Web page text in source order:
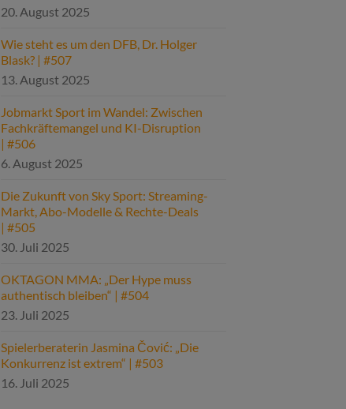
20. August 2025
Wie steht es um den DFB, Dr. Holger
Blask? | #507
13. August 2025
Jobmarkt Sport im Wandel: Zwischen
Fachkräftemangel und KI-Disruption
| #506
6. August 2025
Die Zukunft von Sky Sport: Streaming-
Markt, Abo-Modelle & Rechte-Deals
| #505
30. Juli 2025
OKTAGON MMA: „Der Hype muss
authentisch bleiben“ | #504
23. Juli 2025
Spielerberaterin Jasmina Čović: „Die
Konkurrenz ist extrem“ | #503
16. Juli 2025